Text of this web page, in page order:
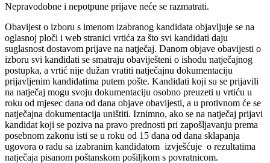
Nepravodobne i nepotpune prijave neće se razmatrati.
Obavijest o izboru s imenom izabranog kandidata objavljuje se na
oglasnoj ploči i web stranici vrtića za što svi kandidati daju
suglasnost dostavom prijave na natječaj. Danom objave obavijesti o
izboru svi kandidati se smatraju obaviješteni o ishodu natječajnog
postupka, a vrtić nije dužan vratiti natječajnu dokumentaciju
prijavljenim kandidatima putem pošte. Kandidati koji su se prijavili
na natječaj mogu svoju dokumentaciju osobno preuzeti u vrtiću u
roku od mjesec dana od dana objave obavijesti, a u protivnom će se
natječajna dokumentacija uništiti. Iznimno, ako se na natječaj prijavi
kandidat koji se poziva na pravo prednosti pri zapošljavanju prema
posebnom zakonu isti se u roku od 15 dana od dana sklapanja
ugovora o radu sa izabranim kandidatom izvješćuje o rezultatima
natječaja pisanom poštanskom pošiljkom s povratnicom.